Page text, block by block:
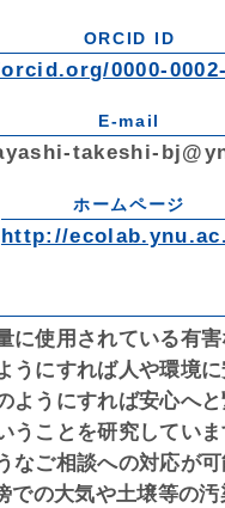
ORCID ID
0000-0002-
E-mail
takeshi-
ホームページ
http://
に使用されている有
うにすれば人や環境
ようにすれば安心へ
うことを研究してい
なご相談への対応が可
での大気や土壌等の